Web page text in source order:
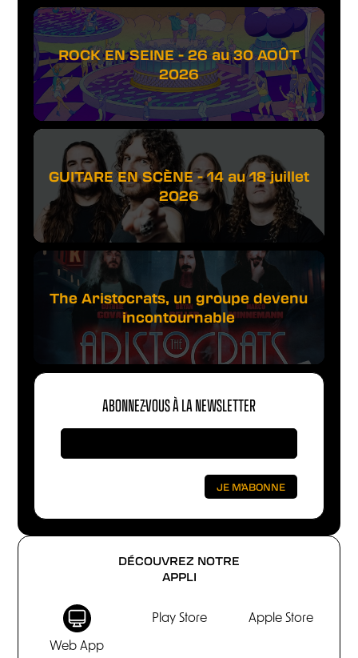
DÉCOUVREZ NOTRE
APPLI
Web App
Play Store Apple Store
ROCK EN SEINE - 26 au 30 AOÛT
2026
GUITARE EN SCÈNE - 14 au 18 juillet
2026
The Aristocrats, un groupe devenu
incontournable
ABONNEZ-VOUS À LA NEWSLETTER